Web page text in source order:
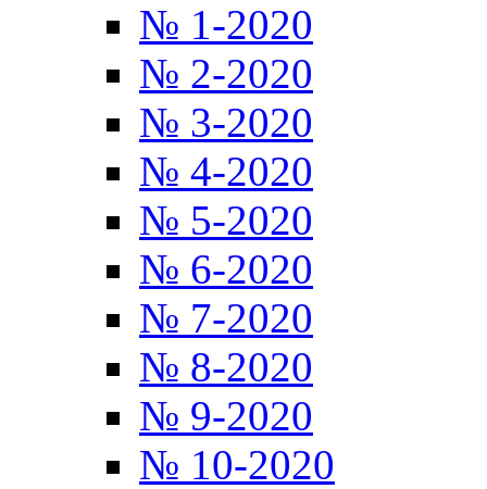
№ 1-2020
№ 2-2020
№ 3-2020
№ 4-2020
№ 5-2020
№ 6-2020
№ 7-2020
№ 8-2020
№ 9-2020
№ 10-2020